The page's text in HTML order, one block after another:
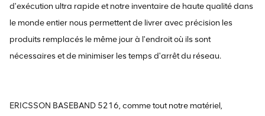
d'exécution ultra rapide et notre inventaire de haute qualité dans
le monde entier nous permettent de livrer avec précision les
produits remplacés le même jour à l'endroit où ils sont
nécessaires et de minimiser les temps d'arrêt du réseau.
ERICSSON BASEBAND 5216, comme tout notre matériel,